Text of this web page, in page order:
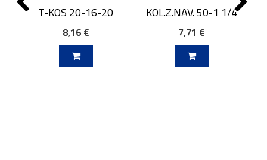
T-KOS 20-16-20
8,16 €
KOL.Z.NAV. 50-1 1/4
7,71 €